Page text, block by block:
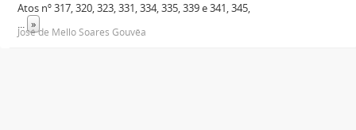
Atos nº 317, 320, 323, 331, 334, 335, 339 e 341, 345,
... »
José de Mello Soares Gouvêa